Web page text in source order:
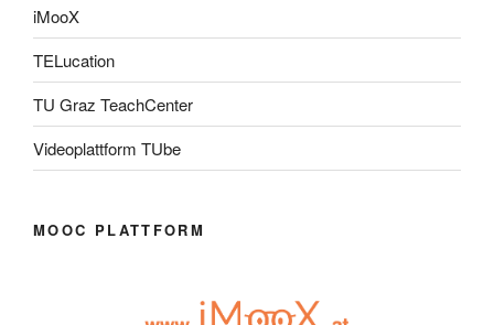
iMooX
TELucation
TU Graz TeachCenter
Videoplattform TUbe
MOOC PLATTFORM